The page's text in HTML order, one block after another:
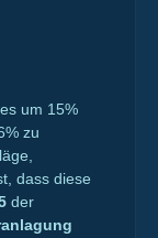
um 15%
zu
dass diese
der